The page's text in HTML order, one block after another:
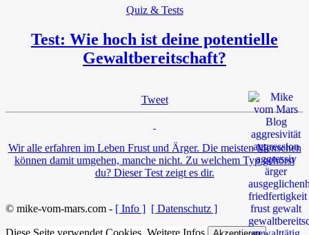
Quiz & Tests
Test: Wie hoch ist deine potentielle
Gewaltbereitschaft?
Tweet
Wir alle erfahren im Leben Frust und Ärger. Die meisten Menschen
können damit umgehen, manche nicht. Zu welchem Typ gehörst
du? Dieser Test zeigt es dir.
© mike-vom-mars.com - [ Info ] [ Datenschutz ]
Diese Seite verwendet Cookies. Weitere Infos